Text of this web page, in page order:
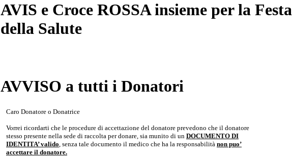
AVIS e Croce ROSSA insieme per la Festa
della Salute
AVVISO a tutti i Donatori
Caro Donatore o Donatrice
Vorrei ricordarti che le procedure di accettazione del donatore prevedono che il donatore
stesso presente nella sede di raccolta per donare, sia munito di un DOCUMENTO DI
IDENTITA’ valido, senza tale documento il medico che ha la responsabilità non puo’
accettare il donatore.